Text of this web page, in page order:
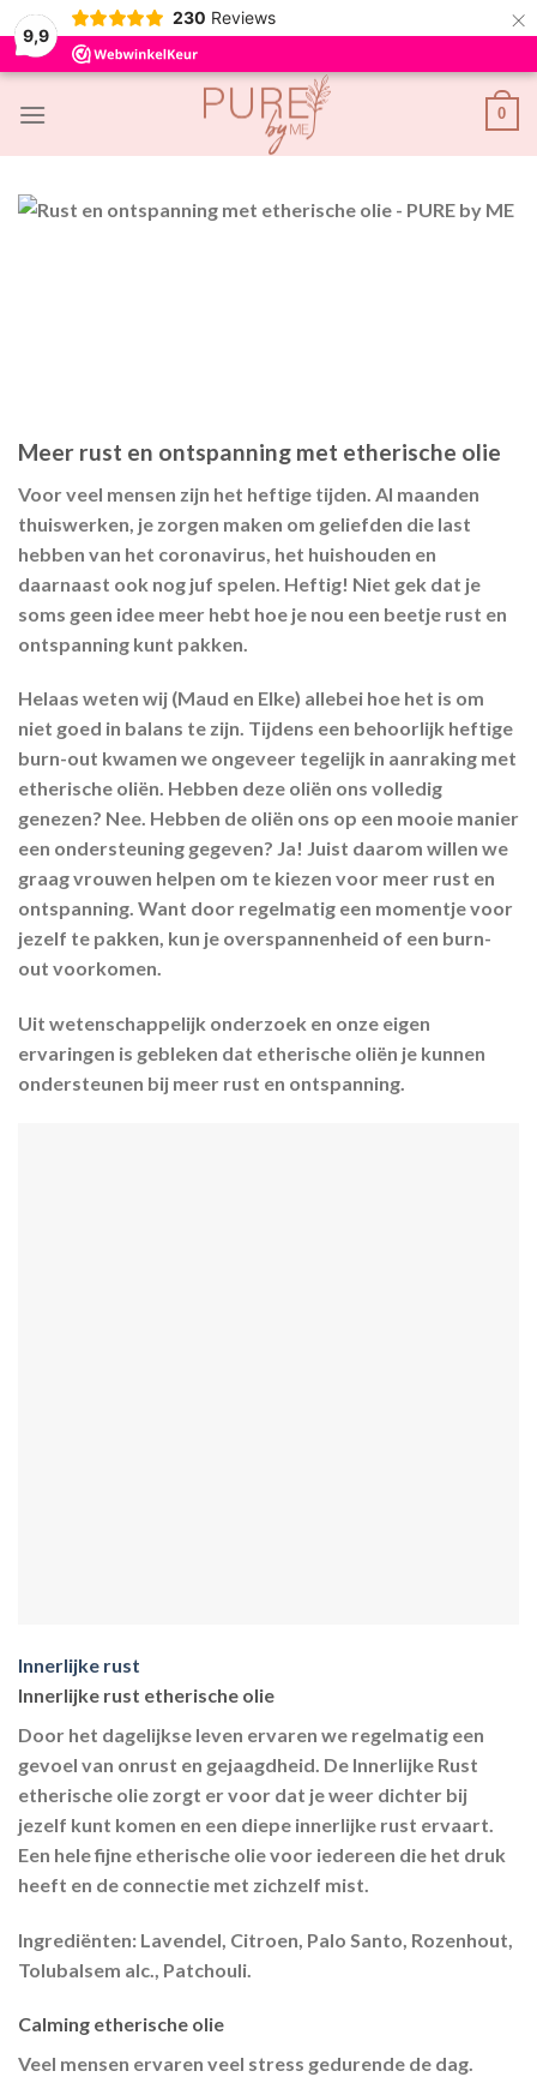
9,9
230 Reviews ×
Skip
0
Meer rust en ontspanning met etherische olie
Voor veel mensen zijn het heftige tijden. Al maanden
thuiswerken, je zorgen maken om geliefden die last
hebben van het coronavirus, het huishouden en
daarnaast ook nog juf spelen. Heftig! Niet gek dat je
soms geen idee meer hebt hoe je nou een beetje rust en
ontspanning kunt pakken.
Helaas weten wij (Maud en Elke) allebei hoe het is om
niet goed in balans te zijn. Tijdens een behoorlijk heftige
burn-out kwamen we ongeveer tegelijk in aanraking met
etherische oliën. Hebben deze oliën ons volledig
genezen? Nee. Hebben de oliën ons op een mooie manier
een ondersteuning gegeven? Ja! Juist daarom willen we
graag vrouwen helpen om te kiezen voor meer rust en
ontspanning. Want door regelmatig een momentje voor
jezelf te pakken, kun je overspannenheid of een burn-
out voorkomen.
Uit wetenschappelijk onderzoek en onze eigen
ervaringen is gebleken dat etherische oliën je kunnen
ondersteunen bij meer rust en ontspanning.
Innerlijke rust
Innerlijke rust etherische olie
Door het dagelijkse leven ervaren we regelmatig een
gevoel van onrust en gejaagdheid. De Innerlijke Rust
etherische olie zorgt er voor dat je weer dichter bij
jezelf kunt komen en een diepe innerlijke rust ervaart.
Een hele fijne etherische olie voor iedereen die het druk
heeft en de connectie met zichzelf mist.
Ingrediënten: Lavendel, Citroen, Palo Santo, Rozenhout,
Tolubalsem alc., Patchouli.
Calming etherische olie
Veel mensen ervaren veel stress gedurende de dag.